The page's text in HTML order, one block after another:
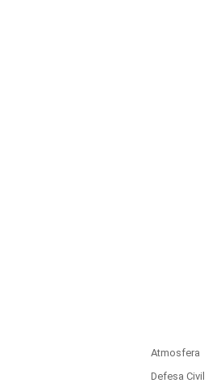
Atmosfera
Defesa Civil